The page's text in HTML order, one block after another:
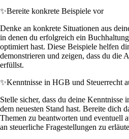
✨Bereite konkrete Beispiele vor
Denke an konkrete Situationen aus
in denen du erfolgreich ein
optimiert hast. Diese Beispiele helfen
demonstrieren und zeigen, dass du die
erfüllst.
✨Kenntnisse in HGB und Steuerrecht
Stelle sicher, dass du deine Kenntnisse
dem neuesten Stand hast. Bereite dich
Themen zu beantworten und eventuell
an steuerliche Fragestellungen zu